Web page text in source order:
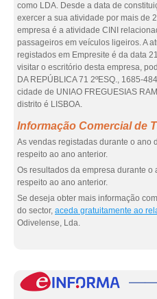
como LDA. Desde a data de
exercer a sua atividade por mais de
empresa é a atividade CINI
passageiros em veículos ligeiros. A
registados em Empresite é da data
visitar o escritório desta empresa,
DA REPÚBLICA 71 2ºESQ., 1685-
cidade de UNIAO FREGUESIAS
distrito é LISBOA.
Informação Comercial de
As vendas registadas durante o ano
respeito ao ano anterior.
Os resultados da empresa durante
respeito ao ano anterior.
Se deseja obter mais informação
do sector, aceda gratuitamente ao
Odivelense, Lda.